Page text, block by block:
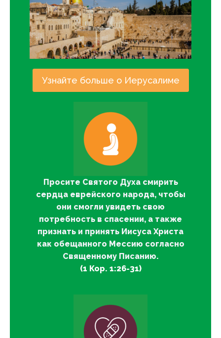
Узнайте больше о Иерусалиме
Просите Святого Духа смирить
сердца еврейского народа, чтобы
они смогли увидеть свою
потребность в спасении, а также
признать и принять Иисуса Христа
как обещанного Мессию согласно
Священному Писанию.
(1 Кор. 1:26-31)